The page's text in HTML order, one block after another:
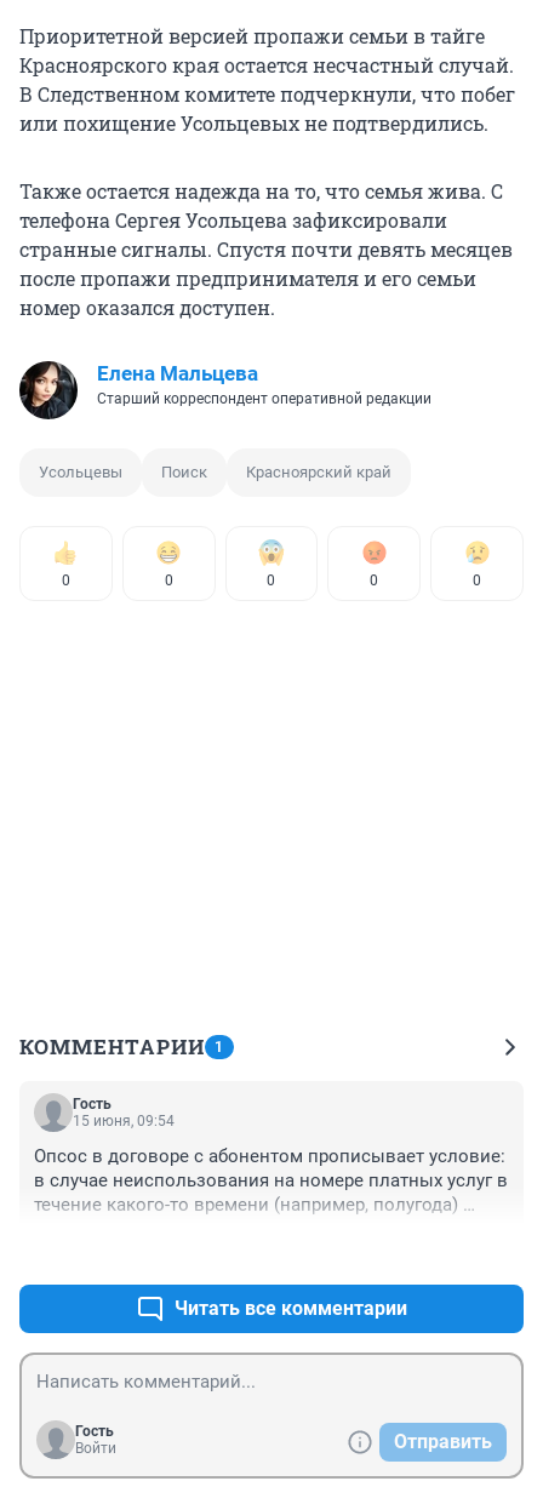
Приоритетной версией пропажи семьи в тайге
Красноярского края остается несчастный случай.
В Следственном комитете подчеркнули, что побег
или похищение Усольцевых не подтвердились.
Также остается надежда на то, что семья жива. С
телефона Сергея Усольцева зафиксировали
странные сигналы. Спустя почти девять месяцев
после пропажи предпринимателя и его семьи
номер оказался доступен.
Елена Мальцева
Старший корреспондент оперативной редакции
Усольцевы Поиск Красноярский край
0 0 0 0 0
КОММЕНТАРИИ 1
Гость
15 июня, 09:54
Опсос в договоре с абонентом прописывает условие:
в случае неиспользования на номере платных услуг в
течение какого-то времени (например, полугода)
мертвым грузом. Выдали кому-то тот же номер,
только и всего. Не сенсация.
Читать все комментарии
Гость
Войти
Отправить